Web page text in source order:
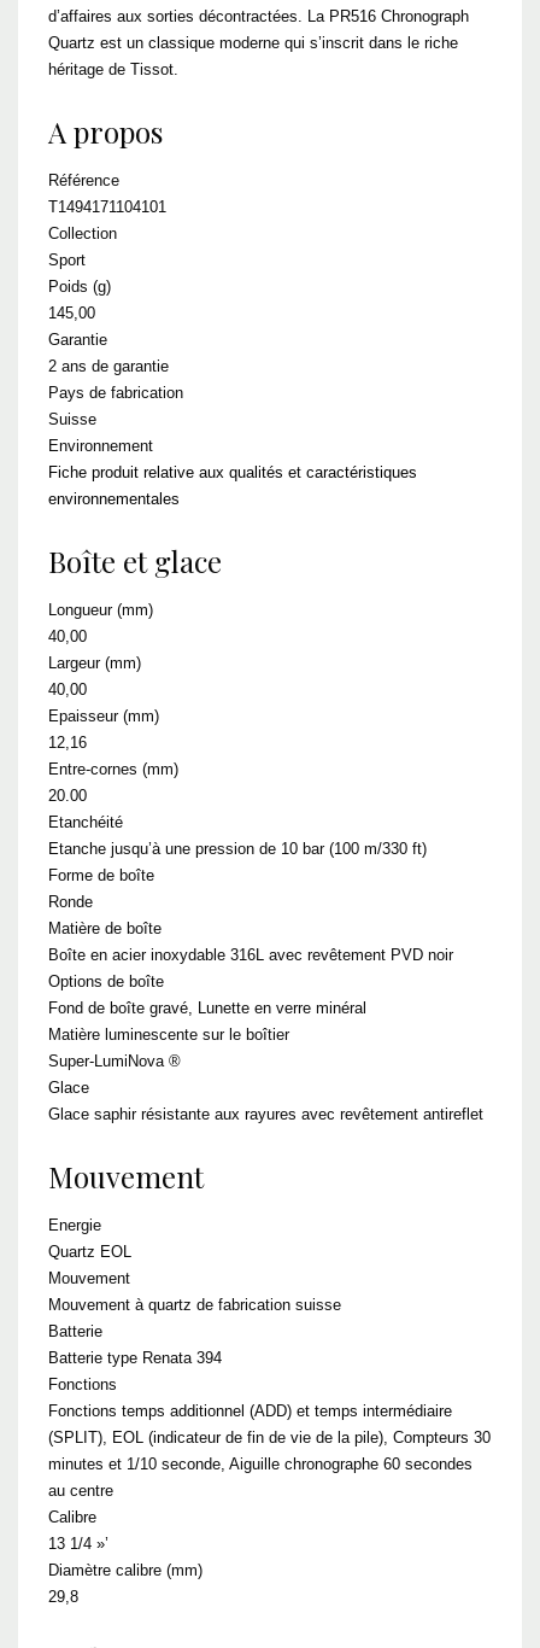
d’affaires aux sorties décontractées. La PR516 Chronograph
Quartz est un classique moderne qui s’inscrit dans le riche
héritage de Tissot.
A propos
Référence
T1494171104101
Collection
Sport
Poids (g)
145,00
Garantie
2 ans de garantie
Pays de fabrication
Suisse
Environnement
Fiche produit relative aux qualités et caractéristiques
environnementales
Boîte et glace
Longueur (mm)
40,00
Largeur (mm)
40,00
Epaisseur (mm)
12,16
Entre-cornes (mm)
20.00
Etanchéité
Etanche jusqu’à une pression de 10 bar (100 m/330 ft)
Forme de boîte
Ronde
Matière de boîte
Boîte en acier inoxydable 316L avec revêtement PVD noir
Options de boîte
Fond de boîte gravé, Lunette en verre minéral
Matière luminescente sur le boîtier
Super-LumiNova ®
Glace
Glace saphir résistante aux rayures avec revêtement antireflet
Mouvement
Energie
Quartz EOL
Mouvement
Mouvement à quartz de fabrication suisse
Batterie
Batterie type Renata 394
Fonctions
Fonctions temps additionnel (ADD) et temps intermédiaire
(SPLIT), EOL (indicateur de fin de vie de la pile), Compteurs 30
minutes et 1/10 seconde, Aiguille chronographe 60 secondes
au centre
Calibre
13 1/4 »’
Diamètre calibre (mm)
29,8